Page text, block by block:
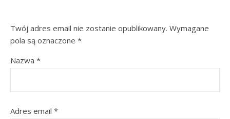
Twój adres email nie zostanie opublikowany. Wymagane
pola są oznaczone *
Nazwa *
Adres email *